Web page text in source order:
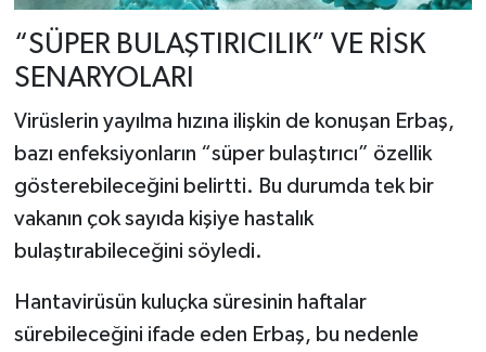
“SÜPER BULAŞTIRICILIK” VE RİSK
SENARYOLARI
Virüslerin yayılma hızına ilişkin de konuşan Erbaş,
bazı enfeksiyonların “süper bulaştırıcı” özellik
gösterebileceğini belirtti. Bu durumda tek bir
vakanın çok sayıda kişiye hastalık
bulaştırabileceğini söyledi.
Hantavirüsün kuluçka süresinin haftalar
sürebileceğini ifade eden Erbaş, bu nedenle